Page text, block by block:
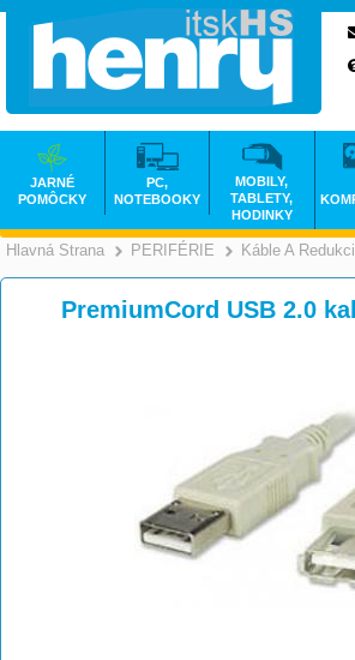
Hlavná Strana >
PERIFÉRIE Káble A
PremiumCord USB 2.0
JARNÉ
POMÔCKY
PC,
NOTEBOOKY
MOBILY,
TABLETY,
HODINKY